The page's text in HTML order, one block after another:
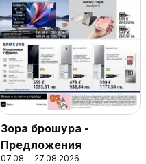
Зора брошура -
Предложения
07.08. - 27.08.2026